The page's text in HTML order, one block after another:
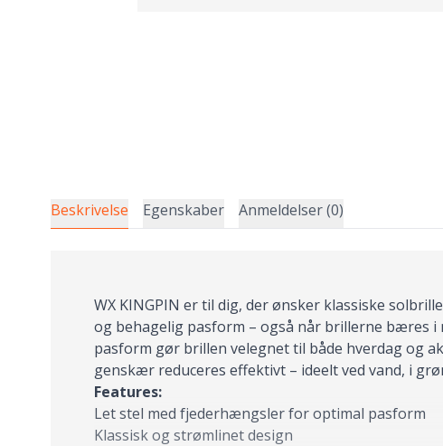
Beskrivelse Egenskaber Anmeldelser (0)
WX KINGPIN er til dig, der ønsker klassiske
og behagelig pasform – også når brillerne bæres i
pasform gør brillen velegnet til både hverdag og
genskær reduceres effektivt – ideelt ved vand, i
Features:
Let stel med fjederhængsler for optimal pasform
Klassisk og strømlinet design